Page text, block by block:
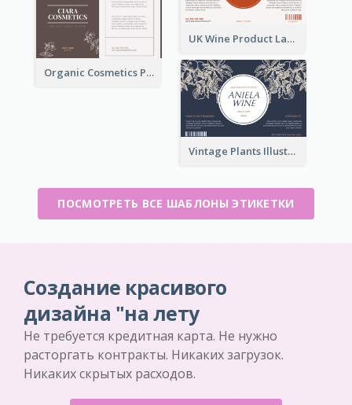
UK Wine Product Label
Organic Cosmetics Product Label
Vintage Plants Illustration Wine Label
ПОСМОТРЕТЬ ВСЕ ШАБЛОНЫ ЭТИКЕТКИ
Создание красивого
дизайна "на лету
Не требуется кредитная карта. Не нужно
расторгать контракты. Никаких загрузок.
Никаких скрытых расходов.